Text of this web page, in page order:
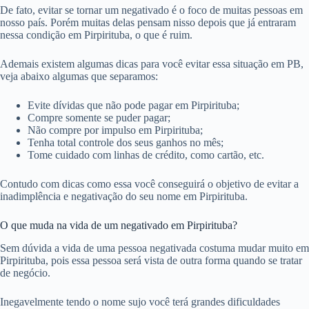
De fato, evitar se tornar um negativado é o foco de muitas pessoas em
nosso país. Porém muitas delas pensam nisso depois que já entraram
nessa condição em Pirpirituba, o que é ruim.
Ademais existem algumas dicas para você evitar essa situação em PB,
veja abaixo algumas que separamos:
Evite dívidas que não pode pagar em Pirpirituba;
Compre somente se puder pagar;
Não compre por impulso em Pirpirituba;
Tenha total controle dos seus ganhos no mês;
Tome cuidado com linhas de crédito, como cartão, etc.
Contudo com dicas como essa você conseguirá o objetivo de evitar a
inadimplência e negativação do seu nome em Pirpirituba.
O que muda na vida de um negativado em Pirpirituba?
Sem dúvida a vida de uma pessoa negativada costuma mudar muito em
Pirpirituba, pois essa pessoa será vista de outra forma quando se tratar
de negócio.
Inegavelmente tendo o nome sujo você terá grandes dificuldades